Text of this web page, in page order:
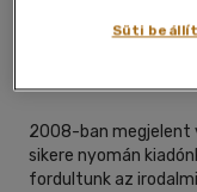
2008-ban megjelent
sikere nyomán
fordultunk az
Süti